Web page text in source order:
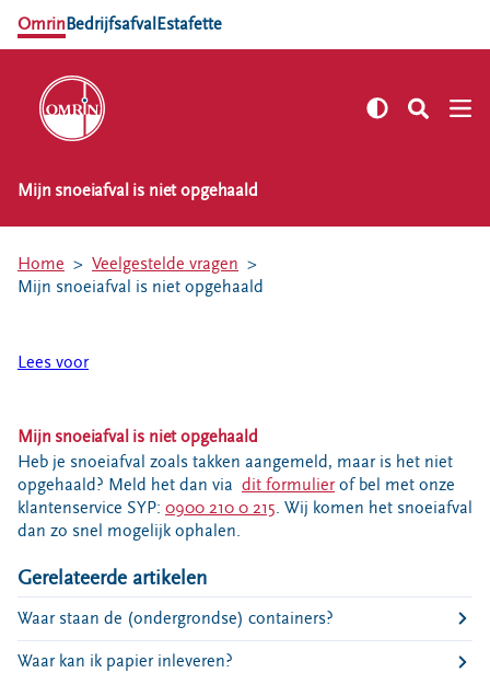
OmrinBedrijfsafval Estafette
NL EN
Afvalkalender
Milieustraten
Kringloopspullen
Afval aanmelden
Bouwcontainer huren
Nieuws
Ontdek Omrin
Over Omrin
Mijn snoeiafval is niet opgehaald
Home
Veelgestelde vragen
Mijn snoeiafval is niet opgehaald
Lees voor
Mijn snoeiafval is niet opgehaald
Heb je snoeiafval zoals takken aangemeld, maar is het niet
opgehaald? Meld het dan via dit formulierof bel met onze
klantenservice SYP: 0900 210 0 215. Wij komen het snoeiafval
dan zo snel mogelijk ophalen.
Gerelateerde artikelen
Waar staan de (ondergrondse) containers?
Waar kan ik papier inleveren?